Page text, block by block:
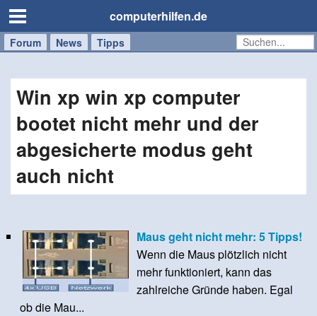
computerhilfen.de
Forum News Tipps
Handy
Windows
Mac
Win xp win xp computer
bootet nicht mehr und der
abgesicherte modus geht
auch nicht
Maus geht nicht mehr: 5 Tipps!
Wenn die Maus plötzlich nicht
mehr funktioniert, kann das
zahlreiche Gründe haben. Egal
ob die Mau...